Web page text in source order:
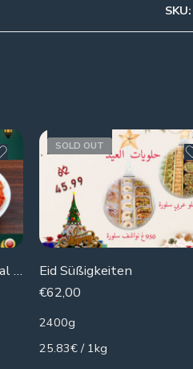
SKU:
Saisonangebot, das Original Muhammara
SOLD OUT
Eid Süßigkeiten
€62,00
2400g
25.83€ / 1kg